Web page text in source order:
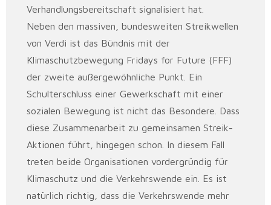
Verhandlungsbereitschaft signalisiert hat.
Neben den massiven, bundesweiten Streikwellen
von Verdi ist das Bündnis mit der
Klimaschutzbewegung Fridays for Future (FFF)
der zweite außergewöhnliche Punkt. Ein
Schulterschluss einer Gewerkschaft mit einer
sozialen Bewegung ist nicht das Besondere. Dass
diese Zusammenarbeit zu gemeinsamen Streik-
Aktionen führt, hingegen schon. In diesem Fall
treten beide Organisationen vordergründig für
Klimaschutz und die Verkehrswende ein. Es ist
natürlich richtig, dass die Verkehrswende mehr